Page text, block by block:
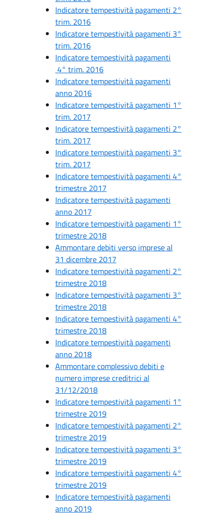
Indicatore tempestività pagamenti 2°
trim. 2016
Indicatore tempestività pagamenti 3°
trim. 2016
Indicatore tempestività pagamenti
4° trim. 2016
Indicatore tempestività pagamenti
anno 2016
Indicatore tempestività pagamenti 1°
trim. 2017
Indicatore tempestività pagamenti 2°
trim. 2017
Indicatore tempestività pagamenti 3°
trim. 2017
Indicatore tempestività pagamenti 4°
trimestre 2017
Indicatore tempestività pagamenti
anno 2017
Indicatore tempestività pagamenti 1°
trimestre 2018
Ammontare debiti verso imprese al
31 dicembre 2017
Indicatore tempestività pagamenti 2°
trimestre 2018
Indicatore tempestività pagamenti 3°
trimestre 2018
Indicatore tempestività pagamenti 4°
trimestre 2018
Indicatore tempestività pagamenti
anno 2018
Ammontare complessivo debiti e
numero imprese creditrici al
31/12/2018
Indicatore tempestività pagamenti 1°
trimestre 2019
Indicatore tempestività pagamenti 2°
trimestre 2019
Indicatore tempestività pagamenti 3°
trimestre 2019
Indicatore tempestività pagamenti 4°
trimestre 2019
Indicatore tempestività pagamenti
anno 2019